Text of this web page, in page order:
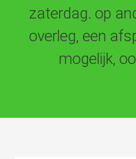
zaterdag. op
overleg, een
mogelijk,